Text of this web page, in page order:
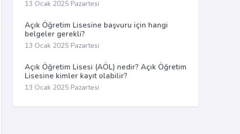
13 Ocak 2025 Pazartesi
Açık Öğretim Lisesine başvuru için hangi
belgeler gerekli?
13 Ocak 2025 Pazartesi
Açık Öğretim Lisesi (AÖL) nedir? Açık Öğretim
Lisesine kimler kayıt olabilir?
13 Ocak 2025 Pazartesi